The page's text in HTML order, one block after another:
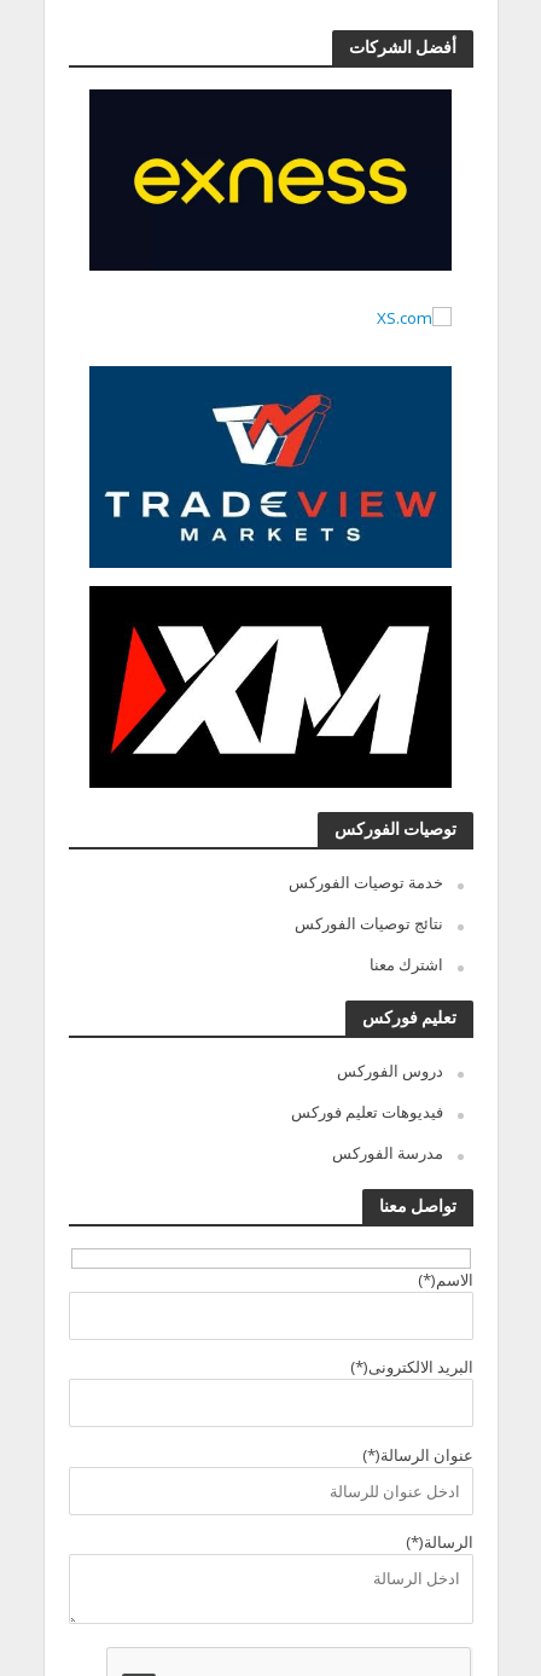
أفضل الشركات
توصيات الفوركس
خدمة توصيات الفوركس
نتائج توصيات الفوركس
اشترك معنا
تعليم فوركس
دروس الفوركس
فيديوهات تعليم فوركس
مدرسة الفوركس
تواصل معنا
الاسم(*)
البريد الالكترونى(*)
عنوان الرسالة(*)
الرسالة(*)